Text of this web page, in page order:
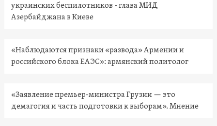
украинских беспилотников - глава МИД
Азербайджана в Киеве
«Наблюдаются признаки «развода» Армении и
российского блока ЕАЭС»: армянский политолог
«Заявление премьер-министра Грузии — это
демагогия и часть подготовки к выборам». Мнение